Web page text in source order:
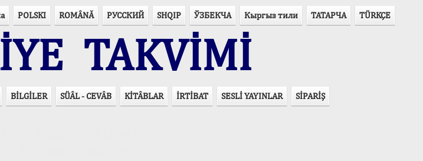
POLSKI ROMÂNĂ РУССКИЙ SHQIP ЎЗБЕКЧА Кыргыз тили ТАТАРЧА TÜRKÇE
TAKVİMİ
BİLGİLER SÜÂL - CEVÂB KİTÂBLAR İRTİBAT SESLİ YAYINLAR SİPARİŞ